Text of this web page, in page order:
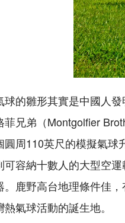
球的雛形其實是中國人
菲兄弟（Montgolfier
圓周110英尺的模擬氣球
可容納十數人的大型空
。鹿野高台地理條件佳
熱氣球活動的誕生地。